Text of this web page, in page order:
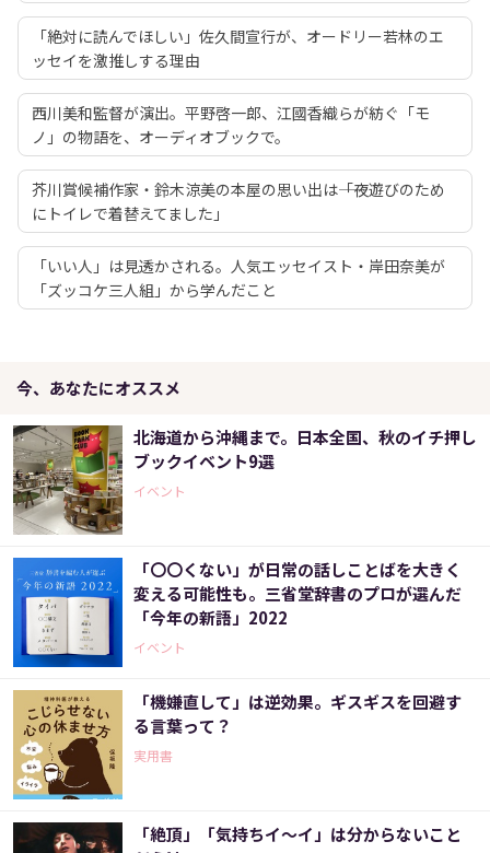
「絶対に読んでほしい」佐久間宣行が、オードリー若林のエ
ッセイを激推しする理由
西川美和監督が演出。平野啓一郎、江國香織らが紡ぐ「モ
ノ」の物語を、オーディオブックで。
芥川賞候補作家・鈴木涼美の本屋の思い出は――「夜遊びのため
にトイレで着替えてました」
「いい人」は見透かされる。人気エッセイスト・岸田奈美が
「ズッコケ三人組」から学んだこと
今、あなたにオススメ
北海道から沖縄まで。日本全国、秋のイチ押し
ブックイベント9選
イベント
「〇〇くない」が日常の話しことばを大きく
変える可能性も。三省堂辞書のプロが選んだ
「今年の新語」2022
イベント
「機嫌直して」は逆効果。ギスギスを回避す
る言葉って？
実用書
「絶頂」「気持ちイ～イ」は分からないこと